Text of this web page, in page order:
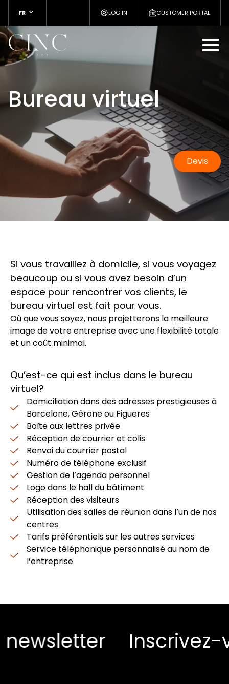
FR LOG IN CUSTOMER PORTAL
Bureau virtuel
Devis
Si vous travaillez à domicile, si vous voyagez
beaucoup ou si vous avez besoin d’un
espace pour rencontrer vos clients, le
bureau virtuel est fait pour vous.
Où que vous soyez, nous projetterons la meilleure
image de votre entreprise avec une flexibilité totale
et un coût minimal.
Qu’est-ce qui est inclus dans le bureau
virtuel?
Domiciliation dans des adresses prestigieuses à
Barcelone, Gérone ou Figueres
Boîte aux lettres privée
Réception de courrier et colis
Renvoi du courrier postal
Numéro de téléphone exclusif
Gestion de l’agenda personnel
Logo dans le hall du bâtiment
Réception des visiteurs
Utilisation des salles de réunion dans l’un de nos
centres
Tarifs préférentiels sur les autres services
Service téléphonique personnalisé au nom de
l’entreprise
Inscrivez-